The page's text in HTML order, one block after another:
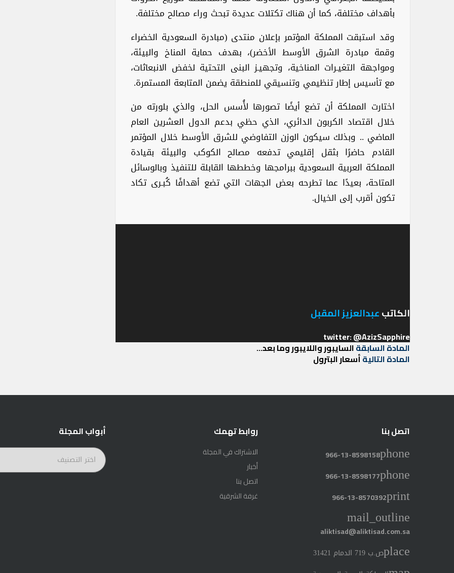
بأهداف مختلفة، كما أن هناك تكتلات عديدة تبحث وراء مصالح مختلفة.
وقد استبقت المملكة المؤتمر بإعلان منتدى (مبادرة السعودية الخضراء
وقمة مبادرة الشرق الأوسط الأخضر)، بهدف حماية المناخ والبيئة،
ومواجهة التغيـرات المناخية، وتجهيـز البنى التحتية لخفض الانبعاثات،
مع تأسيس إطار تنظيمي وتنسيقي للمنطقة يضمن المتابعة المستمرة.
اختارت المملكة أن تضع أيضًا تصورها لأُسس الحل، والذي بلورته من
خلال اقتصاد الكربون الدائري، الذي حظي بدعم الدول العشرين العام
الماضي .. وبذلك سيكون الوزن التفاوضي للشرق الأوسط خلال المؤتمر
القادم حاضرًا بثقل إقليمي تدفعه مصالح الكوكب والبيئة بقيادة
المملكة العربية السعودية ببرامجها وخططها القابلة للتنفيذ وبالوسائل
المتاحة، بعيدًا عما تطرحه بعض الجهات التي تضع أهدافًا كُبـرى تكاد
تكون أقرب إلى الخيال.
الكاتبعبدالعزيز المقبل
twitter: @AzizSapphire
تصفّح
المقالات
المادة السابقةالمادة
السابقة
السايبور واللايبور وما بعد…
المادة التاليةالمادة
أسعار البترول
اتصل بنا
phone
966-13-8598158
phone
966-13-8598177
print
966-13-8570392
mail_outline
aliktisad@aliktisad.com.sa
placeص.ب 719 الدمام 31421
روابط تهمك
الاشتراك في المجلة
أخبار
اتصل بنا
غرفة الشرقية
أبواب المجلة
أبواب
المجلة